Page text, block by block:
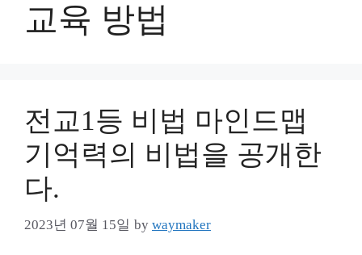
교육 방법
전교1등 비법 마인드맵
기억력의 비법을 공개한
다.
2023년 07월 15일 by waymaker